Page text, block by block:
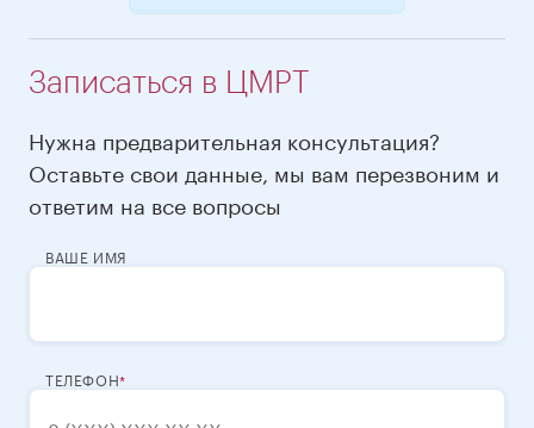
Записаться в ЦМРТ
Нужна предварительная консультация?
Оставьте свои данные, мы вам перезвоним и
ответим на все вопросы
ВАШЕ ИМЯ
ТЕЛЕФОН